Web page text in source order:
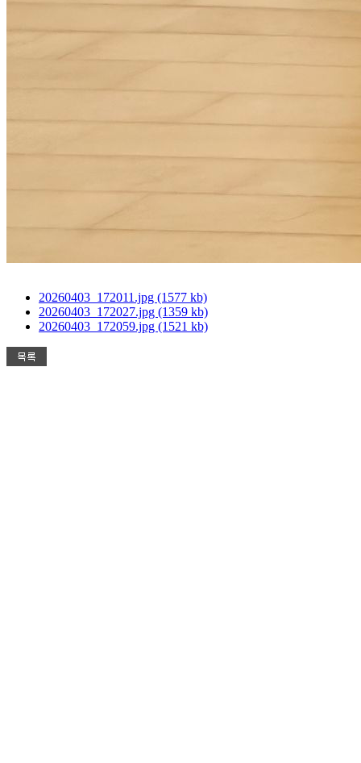
20260403_172011.jpg (1577 kb)
20260403_172027.jpg (1359 kb)
20260403_172059.jpg (1521 kb)